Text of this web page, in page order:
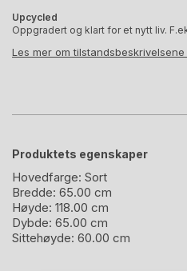
Upcycled
Oppgradert og klart for et nytt liv.
Les mer om
Produktets egenskaper
Hovedfarge: Sort
Bredde: 65.00 cm
Høyde: 118.00 cm
Dybde: 65.00 cm
Sittehøyde: 60.00 cm